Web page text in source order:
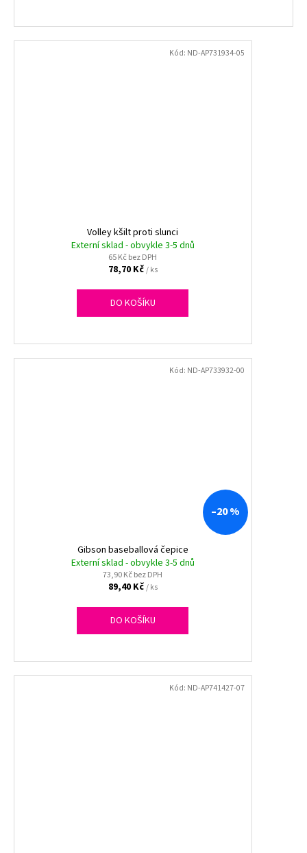
Volley kšilt proti slunci
Externí sklad - obvykle 3-5 dnů
65 Kč bez DPH
78,70 Kč/ ks
DO KOŠÍKU
Kód: ND-AP731934-05
–20 %
Gibson baseballová čepice
Externí sklad - obvykle 3-5 dnů
73,90 Kč bez DPH
89,40 Kč/ ks
DO KOŠÍKU
Kód: ND-AP733932-00
Kód: ND-AP741427-07